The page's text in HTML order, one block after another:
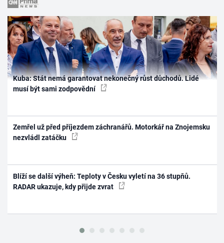
Kuba: Stát nemá garantovat nekonečný růst důchodů. Lidé
musí být sami zodpovědní
Zemřel už před příjezdem záchranářů. Motorkář na Znojemsku
nezvládl zatáčku
Blíží se další výheň: Teploty v Česku vyletí na 36 stupňů.
RADAR ukazuje, kdy přijde zvrat